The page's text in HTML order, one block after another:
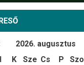
2026. augusztus
K Sze Cs P Szo